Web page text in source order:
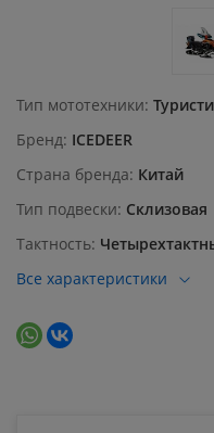
Тип мототехники
Бренд ICEDEER
Страна бренда Китай
Тип подвески Склизовая
Тактность
Все характеристики